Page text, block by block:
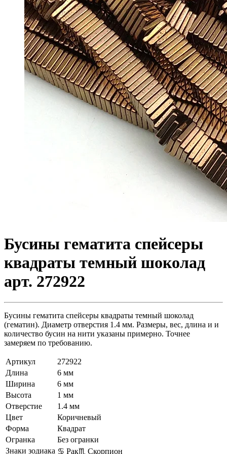
Бусины гематита спейсеры
квадраты темный шоколад
арт. 272922
Бусины гематита спейсеры квадраты темный шоколад
(гематин). Диаметр отверстия 1.4 мм. Размеры, вес, длина и и
количество бусин на нити указаны примерно. Точнее
замеряем по требованию.
Артикул
272922
Длина
6 мм
Ширина
6 мм
Высота
1 мм
Отверстие
1.4 мм
Цвет
Коричневый
Форма
Квадрат
Огранка
Без огранки
Знаки зодиака ♋ Рак♏ Скорпион